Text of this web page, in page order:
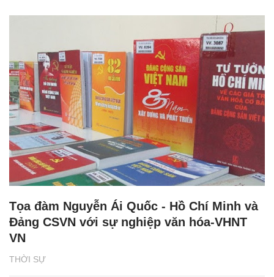
THỜI SỰ
Tọa đàm Nguyễn Ái Quốc - Hồ Chí Minh và
Đảng CSVN với sự nghiệp văn hóa-VHNT
VN